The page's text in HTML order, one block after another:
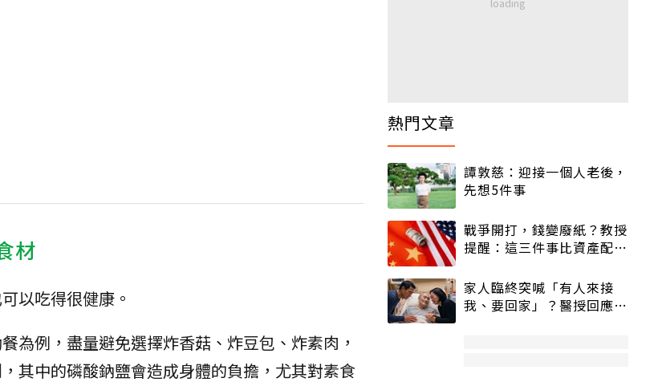
材
以吃得很健康。
為例，盡量避免選擇炸香菇、炸豆包、炸素肉，
其中的磷酸鈉鹽會造成身體的負擔，尤其對素食
熱門文章
譚敦慈：迎接一個人老後，
先想5件事
戰爭開打，錢變廢紙？教授
提醒：這三件事比資產配置
家人臨終突喊「有人來接
我、要回家」？醫授回應方